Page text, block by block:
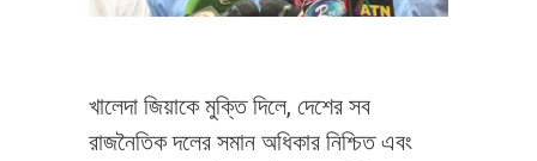
খালেদা জিয়াকে মুক্তি দিলে, দেশের সব
রাজনৈতিক দলের সমান অধিকার নিশ্চিত এবং